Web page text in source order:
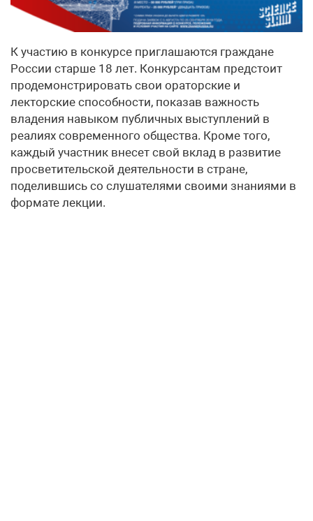
К участию в конкурсе приглашаются граждане
России старше 18 лет. Конкурсантам предстоит
продемонстрировать свои ораторские и
лекторские способности, показав важность
владения навыком публичных выступлений в
реалиях современного общества. Кроме того,
каждый участник внесет свой вклад в развитие
просветительской деятельности в стране,
поделившись со слушателями своими знаниями в
формате лекции.